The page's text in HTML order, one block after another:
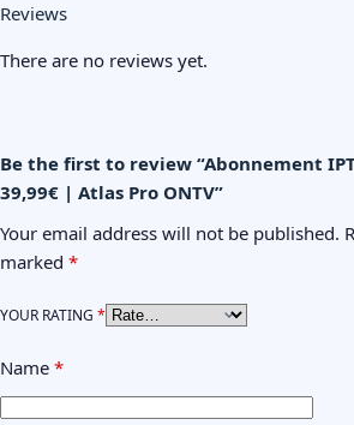
Reviews
There are no reviews yet.
Be the first to review “Abonnement
39,99€ | Atlas Pro ONTV”
Your email address will not be published.
marked *
YOUR RATING *
Name *